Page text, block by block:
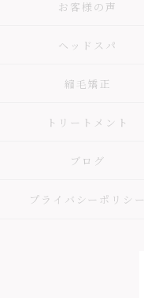
お客様の声
ヘッドスパ
縮毛矯正
トリートメント
ブログ
プライバシーポリシー